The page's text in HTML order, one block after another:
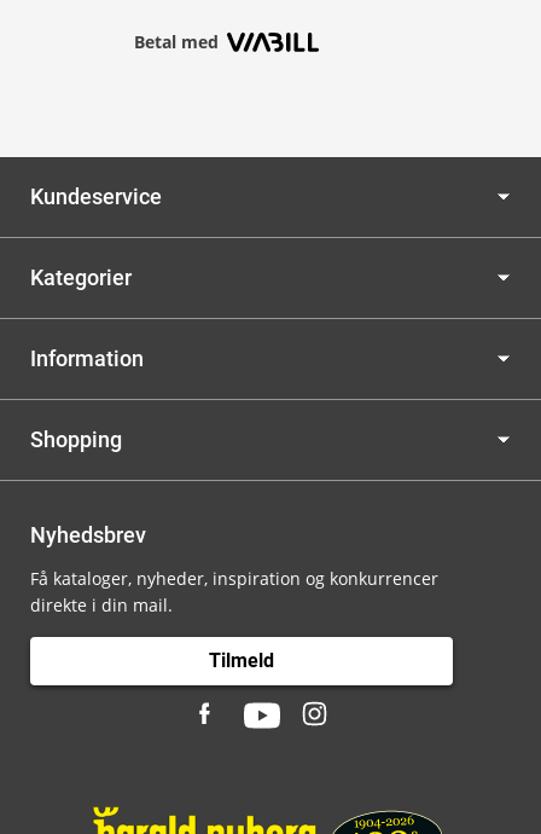
Betal med
Kundeservice
Kategorier
Information
Shopping
Nyhedsbrev
Få kataloger, nyheder, inspiration og konkurrencer
direkte i din mail.
Tilmeld